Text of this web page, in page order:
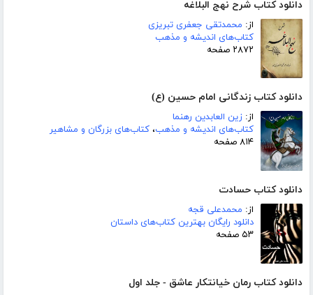
دانلود کتاب شرح نهج البلاغه
از: محمدتقی جعفری تبریزی
کتاب‌های اندیشه و مذهب
۲۸۷۲ صفحه
دانلود کتاب زندگانی امام حسین (ع)
از: زین العابدین رهنما
کتاب‌های اندیشه و مذهب، کتاب‌های بزرگان و مشاهیر
۸۱۴ صفحه
دانلود کتاب حسادت
از: محمدعلی قجه
دانلود رایگان بهترین کتاب‌های داستان
۵۳ صفحه
دانلود کتاب رمان خیانتکار عاشق - جلد اول